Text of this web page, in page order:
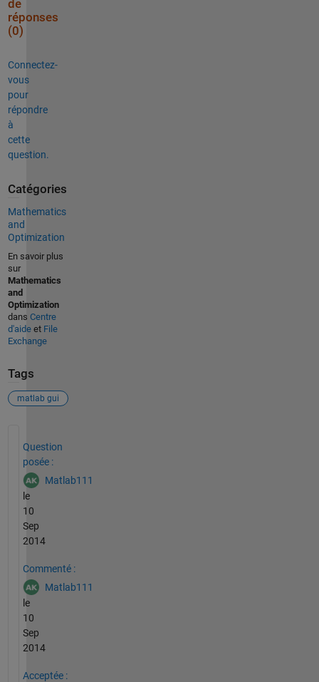
de
réponses
(0)
Connectez-
vous
pour
répondre
à
cette
question.
Catégories
Mathematics
and
Optimization
En savoir plus
sur
Mathematics
and
Optimization
dans Centre
d'aideet File
Exchange
Tags
matlab gui
Question
posée :
Matlab111
le
10
Sep
2014
Commenté :
Matlab111
le
10
Sep
2014
Acceptée :